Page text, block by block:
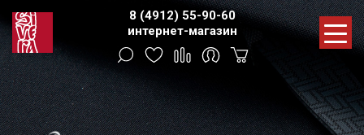
8 (4912) 55-90-60
интернет-магазин